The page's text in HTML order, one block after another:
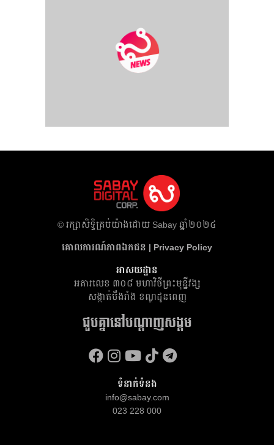
​© រក្សា​សិទ្ធិ​គ្រប់​យ៉ាង​ដោយ​ Sabay ឆ្នាំ​២០២៤
គោលការណ៍​ភាព​ឯកជន | Privacy Policy
អាសយដ្ឋាន
អគារ​លេខ ៣០៨ មហាវិថីព្រះមុន្នីវង្ស
សង្កាត់បឹងរាំង ខណ្ឌដូនពេញ
ជួបគ្នានៅបណ្តាញសង្គម
ទំនាក់ទំនង
info@sabay.com
023 228 000